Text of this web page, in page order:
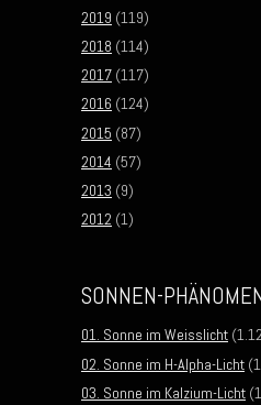
2019 (119)
2018 (114)
2017 (117)
2016 (124)
2015 (87)
2014 (57)
2013 (9)
2012 (1)
SONNEN-
01. Sonne im Weisslicht
02. Sonne im H-Alpha-Licht
03. Sonne im Kalzium-Licht